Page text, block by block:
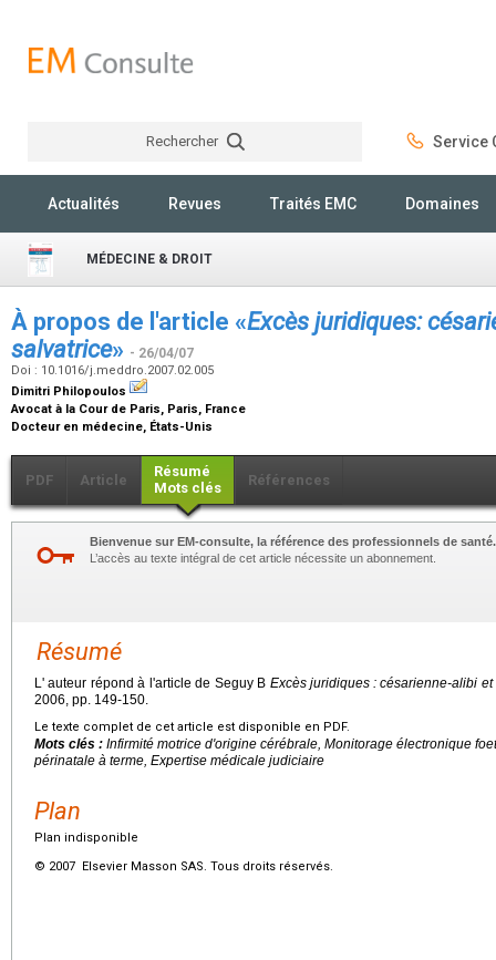
Rechercher Service
Actualités Revues Traités EMC Domaines
MÉDECINE & DROIT
À propos de l'article «Excès juridiques:
salvatrice» - 26/04/07
Doi : 10.1016/j.meddro.2007.02.005
Dimitri Philopoulos
Avocat à la Cour de Paris, Paris, France
Docteur en médecine, États-Unis
PDF Article
Résumé
Mots clés
Références
Bienvenue sur EM-consulte, la référence des professionnels de santé.
L’accès au texte intégral de cet article nécessite un abonnement.
Résumé
L' auteur répond à l'article de Seguy B Excès juridiques : césarienne-alibi
2006, pp. 149-150.
Le texte complet de cet article est disponible en PDF.
Mots clés : Infirmité motrice d'origine cérébrale, Monitorage électronique
périnatale à terme, Expertise médicale judiciaire
Plan
Plan indisponible
© 2007 Elsevier Masson SAS. Tous droits réservés.